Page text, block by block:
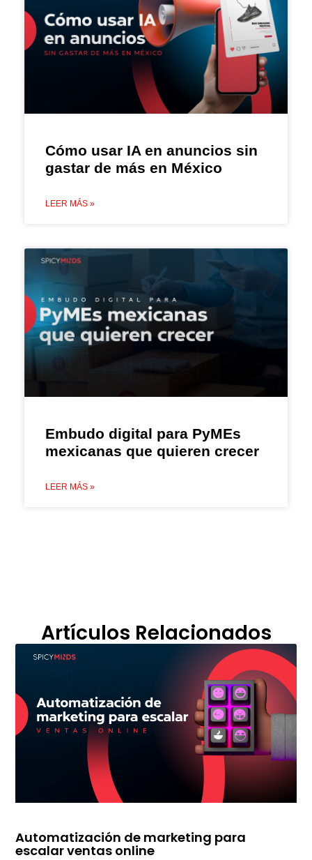
Cómo usar IA en anuncios sin
gastar de más en México
LEER MÁS »
Embudo digital para PyMEs
mexicanas que quieren crecer
LEER MÁS »
Artículos Relacionados
Automatización de marketing para
escalar ventas online